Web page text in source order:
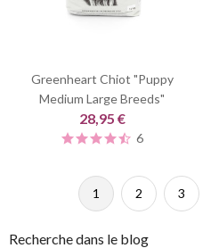
Recherche dans le blog
Greenheart Chiot "Puppy
Medium Large Breeds"
28,95 €
6
1 2 3